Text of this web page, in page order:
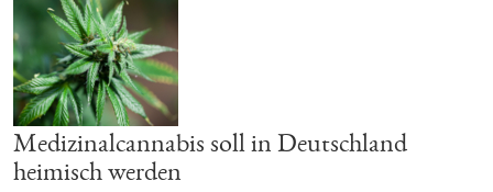
Medizinalcannabis soll in Deutschland
heimisch werden